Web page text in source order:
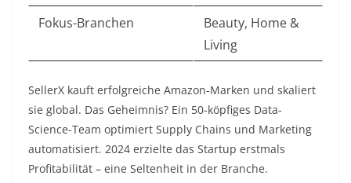
Fokus-Branchen
Beauty, Home &
Living
SellerX kauft erfolgreiche Amazon-Marken und skaliert
sie global. Das Geheimnis? Ein 50-köpfiges Data-
Science-Team optimiert Supply Chains und Marketing
automatisiert. 2024 erzielte das Startup erstmals
Profitabilität – eine Seltenheit in der Branche.